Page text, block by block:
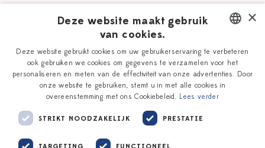
Verhaal
Onze plateelschilders
Delfts Blauw
Workshops
Vacatures
Zakelijk
DUTCH
ENGLISH
×
Deze website maakt gebruik
van cookies.
Deze website gebruikt cookies om uw gebruikerservaring te verbeteren
ook gebruiken we cookies om gegevens te verzamelen voor het
personaliseren en meten van de effectiviteit van onze advertenties. Door
onze website te gebruiken, stemt u in met alle cookies in
overeenstemming met ons Cookiebeleid. Lees verder
STRIKT NOODZAKELIJK PRESTATIE
TARGETING FUNCTIONEEL